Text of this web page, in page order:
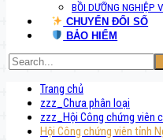
BỒI DƯỠNG NGHIỆP
CHUYỂN ĐỔI SỐ
BẢO HIỂM
Trang chủ
zzz_Chưa phân loại
zzz_Hội Công chứng viên
Hội Công chứng viên tỉnh